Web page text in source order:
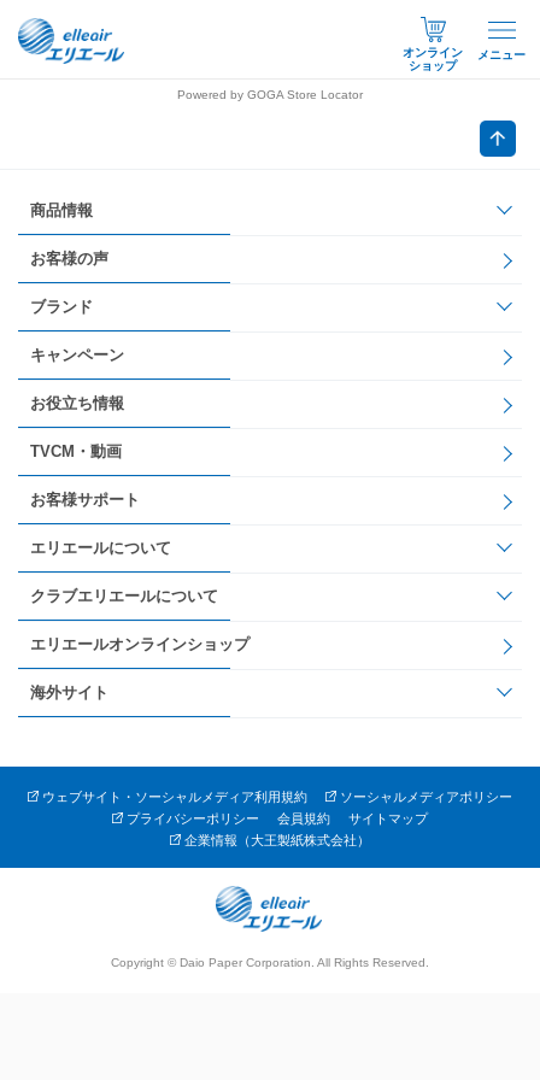
オンライン
ショップ
メニュー
Powered by GOGA Store Locator
商品情報
お客様の声
ブランド
キャンペーン
お役立ち情報
TVCM・動画
お客様サポート
エリエールについて
クラブエリエールについて
エリエールオンラインショップ
海外サイト
ウェブサイト・ソーシャルメディア利用規約
ソーシャルメディアポリシー
プライバシーポリシー
会員規約
サイトマップ
企業情報（大王製紙株式会社）
Copyright © Daio Paper Corporation. All Rights Reserved.